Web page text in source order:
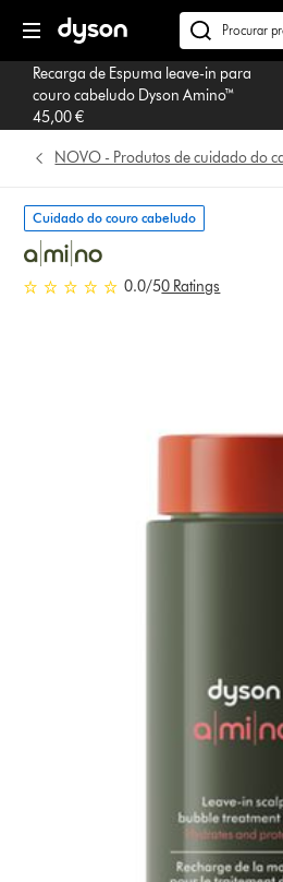
seguinte
Pesquisar
em
dyson.pt
Recarga de Espuma leave-in para
couro cabeludo Dyson Amino™
45,00 €
NOVO - Produtos de cuidado do
Cuidado do couro cabeludo
0.0 estrelas de 5 em 0 Ratings
0.0/50 Ratings